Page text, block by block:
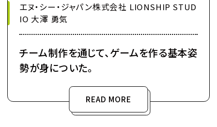
エヌ・シー・ジャパン株式会社 LIONSHIP STUD
IO 大澤 勇気
チーム制作を通じて、ゲームを作る基本姿
勢が身についた。
READ MORE